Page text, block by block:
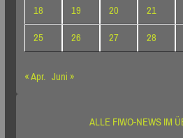
18
19 20 21
25
26 27 28
« Apr. Juni »
ALLE FIWO-NEWS IM